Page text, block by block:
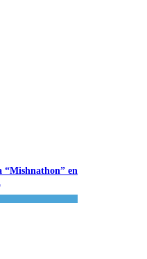
“Mishnathon” en